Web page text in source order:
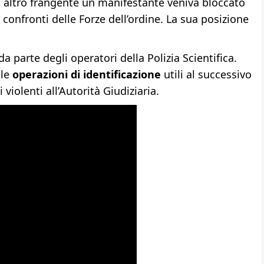
delle Forze dell’ordine. La sua posizione
parte degli operatori della Polizia Scientifica.
operazioni di identificazione utili al successivo
all’Autorità Giudiziaria.